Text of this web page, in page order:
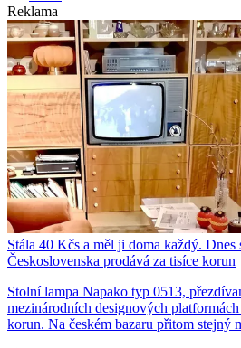
Reklama
Stála 40 Kčs a měl ji doma každý. Dnes
Československa prodává za tisíce korun
Stolní lampa Napako typ 0513,
mezinárodních designových
korun. Na českém bazaru přitom stejný